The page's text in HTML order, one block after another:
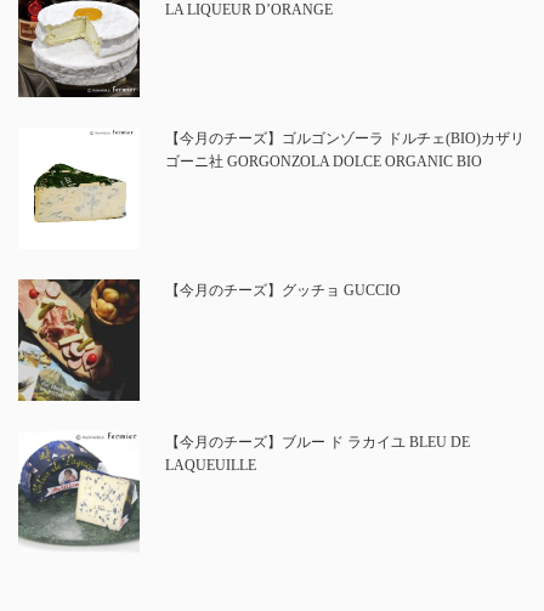
LA LIQUEUR D’ORANGE
【今月のチーズ】ゴルゴンゾーラ ドルチェ(BIO)カザリ
ゴーニ社 GORGONZOLA DOLCE ORGANIC BIO
【今月のチーズ】グッチョ GUCCIO
【今月のチーズ】ブルー ド ラカイユ BLEU DE
LAQUEUILLE